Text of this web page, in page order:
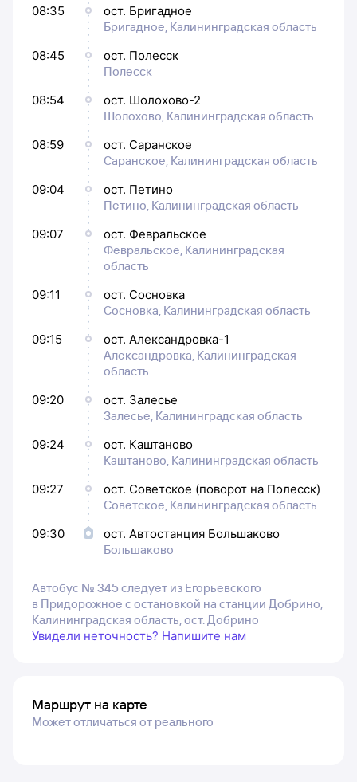
08:35
ост. Бригадное
Бригадное, Калининградская область
08:45
ост. Полесск
Полесск
08:54
ост. Шолохово-2
Шолохово, Калининградская область
08:59
ост. Саранское
Саранское, Калининградская область
09:04
ост. Петино
Петино, Калининградская область
09:07
ост. Февральское
Февральское, Калининградская
область
09:11
ост. Сосновка
Сосновка, Калининградская область
09:15
ост. Александровка-1
Александровка, Калининградская
область
09:20
ост. Залесье
Залесье, Калининградская область
09:24
ост. Каштаново
Каштаново, Калининградская область
09:27
ост. Советское (поворот на Полесск)
Советское, Калининградская область
09:30
ост. Автостанция Большаково
Большаково
Автобус № 345 следует из Егорьевского
в Придорожное с остановкой на станции Добрино,
Калининградская область, ост. Добрино
Увидели неточность? Напишите нам
Маршрут на карте
Может отличаться от реального